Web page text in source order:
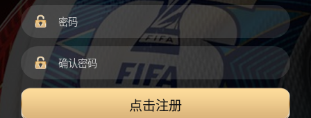
点击注册